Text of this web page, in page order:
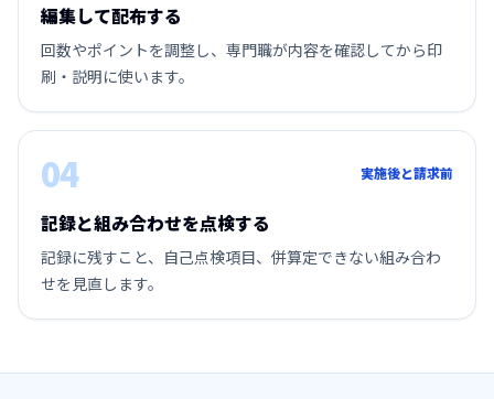
編集して配布する
回数やポイントを調整し、専門職が内容を確認してから印
刷・説明に使います。
04 実施後と請求前
記録と組み合わせを点検する
記録に残すこと、自己点検項目、併算定できない組み合わ
せを見直します。